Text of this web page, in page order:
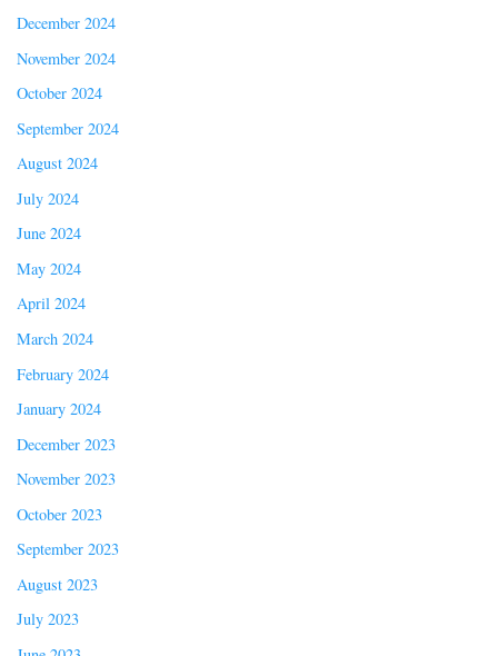
December 2024
November 2024
October 2024
September 2024
August 2024
July 2024
June 2024
May 2024
April 2024
March 2024
February 2024
January 2024
December 2023
November 2023
October 2023
September 2023
August 2023
July 2023